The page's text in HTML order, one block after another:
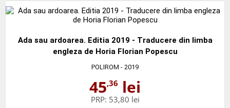
Ada sau ardoarea. Editia 2019 - Traducere din limba
engleza de Horia Florian Popescu
POLIROM - 2019
45,36 lei
PRP: 53,80 lei